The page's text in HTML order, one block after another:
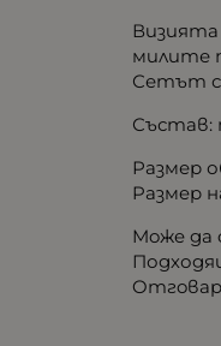
Визията
милите
Сетът
Състав:
Размер
Paзмep
Moжe дa